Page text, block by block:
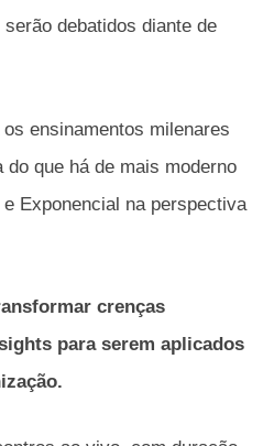
debatidos diante de
ensinamentos milenares
que há de mais moderno
Exponencial na perspectiva
crenças
para serem aplicados